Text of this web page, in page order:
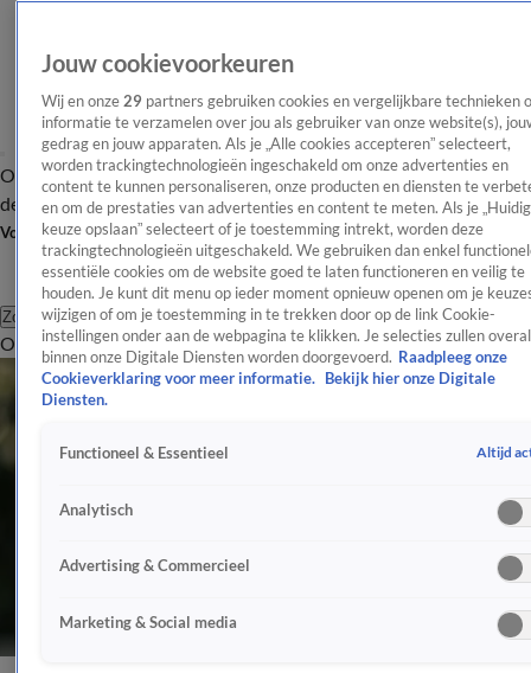
OverzichtAfleveringen Entertainment TV Algemeen
Tip
de redactieNieuwsbrief
Volg Shownieuws
Zoeken
OverzichtEntertainmentSpraakmakendRealityCrimeVideo's
Jouw cookievoorkeuren
Wij en onze 29 partners gebruiken cookies en vergelijkbare technieken
informatie te verzamelen over jou als gebruiker van onze website(s),
gedrag en jouw apparaten. Als je „Alle cookies accepteren” selecteert,
worden trackingtechnologieën ingeschakeld om onze advertenties en
content te kunnen personaliseren, onze producten en diensten te
en om de prestaties van advertenties en content te meten. Als je
keuze opslaan” selecteert of je toestemming intrekt, worden deze
trackingtechnologieën uitgeschakeld. We gebruiken dan enkel
essentiële cookies om de website goed te laten functioneren en veilig te
houden. Je kunt dit menu op ieder moment opnieuw openen om je
wijzigen of om je toestemming in te trekken door op de link Cookie-
instellingen onder aan de webpagina te klikken. Je selecties zullen overal
binnen onze Digitale Diensten worden doorgevoerd. Raadpleeg onze
Cookieverklaring voor meer informatie.
Bekijk hier onze Digitale
Diensten.
Functioneel & Essentieel Altijd
Analytisch
Advertising & Commercieel
Marketing & Social media